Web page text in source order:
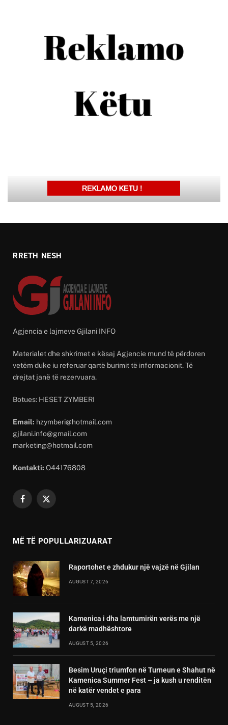
RRETH NESH
Agjencia e lajmeve Gjilani INFO
Materialet dhe shkrimet e kësaj Agjencie mund të përdoren
vetëm duke iu referuar qartë burimit të informacionit. Të
drejtat janë të rezervuara.
Botues: HESET ZYMBERI
Email: hzymberi@hotmail.com
gjilani.info@gmail.com
marketing@hotmail.com
Kontakti: O44176808
Facebook
X
MË TË POPULLARIZUARAT
Raportohet e zhdukur një vajzë në Gjilan
AUGUST 7, 2026
Kamenica i dha lamtumirën verës me një
darkë madhështore
AUGUST 5, 2026
Besim Uruçi triumfon në Turneun e Shahut në
Kamenica Summer Fest – ja kush u renditën
në katër vendet e para
AUGUST 5, 2026